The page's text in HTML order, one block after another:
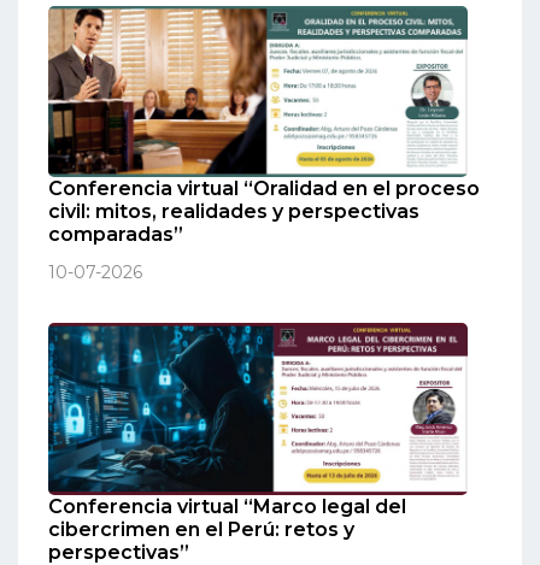
Conferencia virtual “Oralidad en el proceso
civil: mitos, realidades y perspectivas
comparadas”
10-07-2026
Conferencia virtual “Marco legal del
cibercrimen en el Perú: retos y
perspectivas”